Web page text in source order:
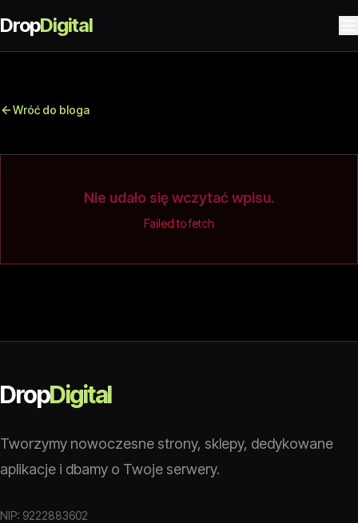
DropDigital
Wróć do bloga
Nie udało się wczytać wpisu.
Failed to fetch
DropDigital
Tworzymy nowoczesne strony, sklepy, dedykowane
aplikacje i dbamy o Twoje serwery.
NIP: 9222883602